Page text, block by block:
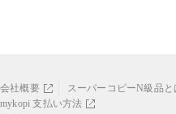
会社概要 スーパーコピーN級品と
mykopi 支払い方法